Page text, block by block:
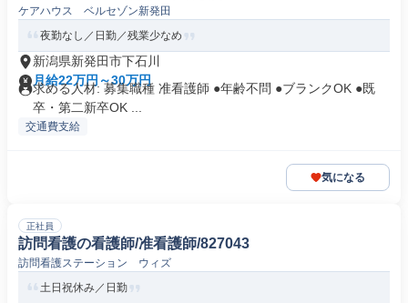
ケアハウス ベルセゾン新発田
夜勤なし／日勤／残業少なめ
新潟県新発田市下石川
月給22万円～30万円
求める人材: 募集職種 准看護師 ●年齢不問 ●ブランクOK ●既
卒・第二新卒OK ...
交通費支給
気になる
正社員
訪問看護の看護師/准看護師/827043
訪問看護ステーション ウィズ
土日祝休み／日勤